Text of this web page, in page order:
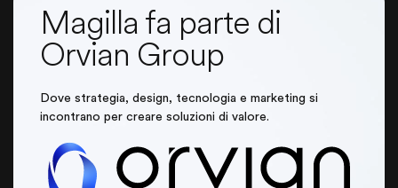
Magilla fa parte di
Orvian Group
Dove strategia, design, tecnologia e marketing si
incontrano per creare soluzioni di valore.